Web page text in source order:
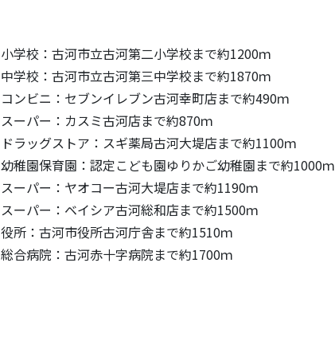
小学校：古河市立古河第二小学校まで約1200ｍ
中学校：古河市立古河第三中学校まで約1870ｍ
コンビニ：セブンイレブン古河幸町店まで約490ｍ
スーパー：カスミ古河店まで約870ｍ
ドラッグストア：スギ薬局古河大堤店まで約1100ｍ
幼稚園保育園：認定こども園ゆりかご幼稚園まで約1000ｍ
スーパー：ヤオコー古河大堤店まで約1190ｍ
スーパー：ベイシア古河総和店まで約1500ｍ
役所：古河市役所古河庁舎まで約1510ｍ
総合病院：古河赤十字病院まで約1700ｍ